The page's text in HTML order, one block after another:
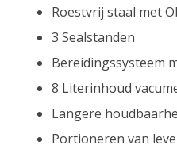
Roestvrij staal met
3 Sealstanden
Bereidingssysteem
8 Literinhoud
Langere
Portioneren van